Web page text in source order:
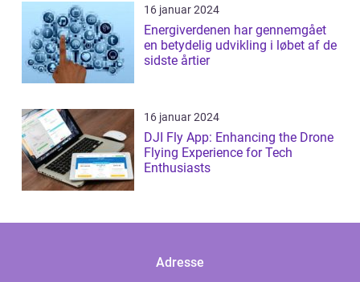
16 januar 2024
Energiverdenen har gennemgået
en betydelig udvikling i løbet af de
sidste årtier
16 januar 2024
DJI Fly App: Enhancing the Drone
Flying Experience for Tech
Enthusiasts
Adresse